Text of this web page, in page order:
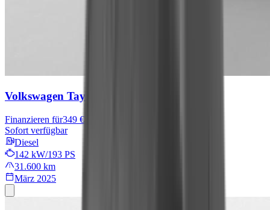
Volkswagen Tayron
Finanzieren für349 € mtl.
Sofort verfügbar
Diesel
142 kW/193 PS
31.600 km
März 2025